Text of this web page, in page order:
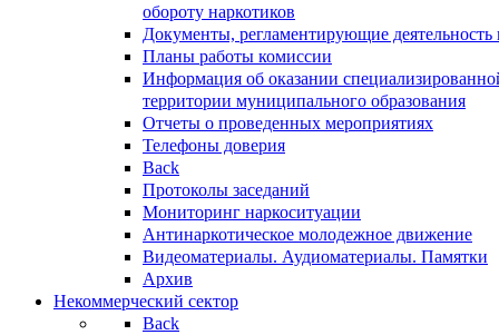
обороту наркотиков
Документы, регламентирующие деятельность
Планы работы комиссии
Информация об оказании
территории муниципального образования
Отчеты о проведенных мероприятиях
Телефоны доверия
Back
Протоколы заседаний
Мониторинг наркоситуации
Антинаркотическое молодежное движение
Видеоматериалы. Аудиоматериалы. Памятки
Архив
Некоммерческий сектор
Back